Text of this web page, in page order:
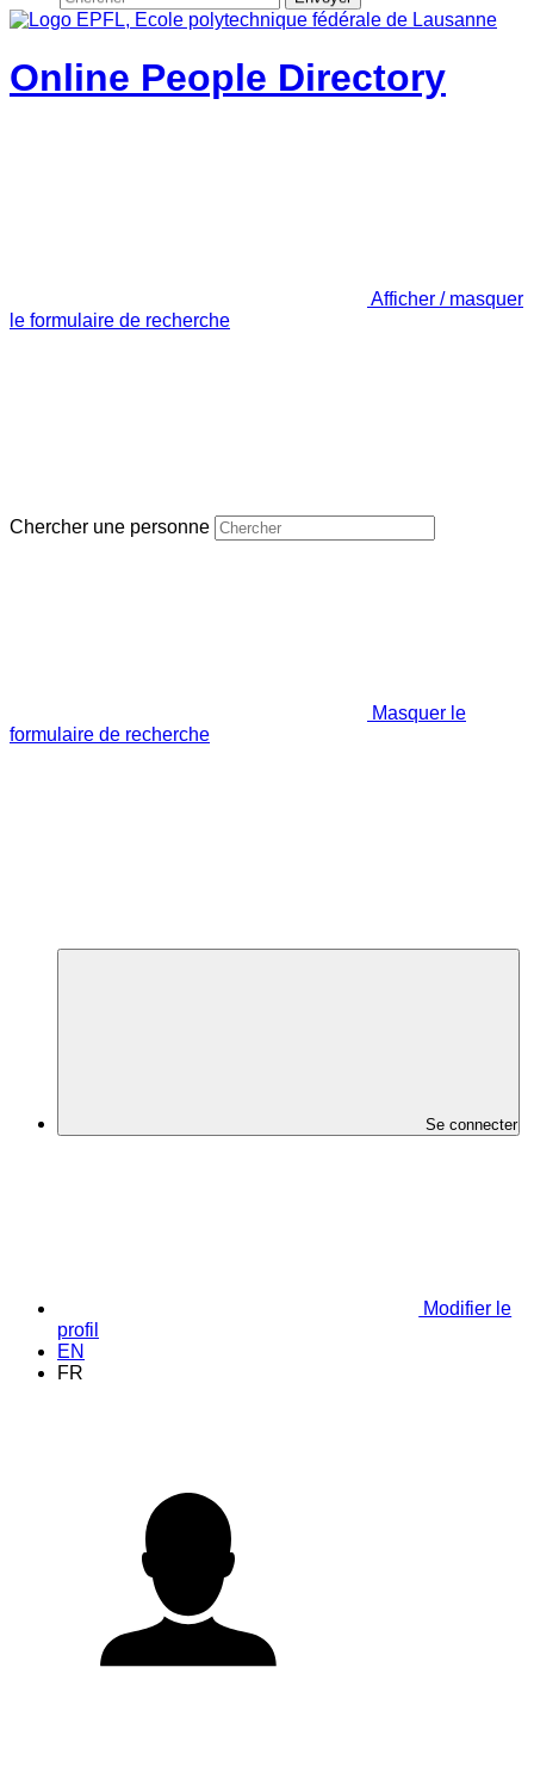
Online People Directory
Afficher / masquer
le formulaire de recherche
Chercher une personne
Masquer le
formulaire de recherche
Se connecter
Modifier le
profil
EN
FR